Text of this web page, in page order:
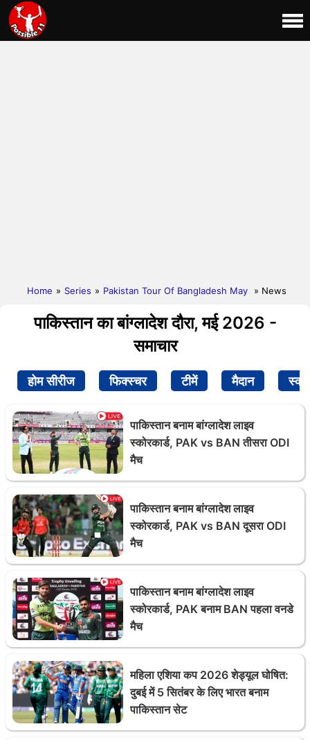
Home » Series » Pakistan Tour Of Bangladesh May » News
पाकिस्तान का बांग्लादेश दौरा, मई 2026 -
समाचार
होम सीरीज फिक्स्चर टीमें मैदान
पाकिस्तान बनाम बांग्लादेश लाइव
स्कोरकार्ड, PAK vs BAN तीसरा ODI
मैच
पाकिस्तान बनाम बांग्लादेश लाइव
स्कोरकार्ड, PAK vs BAN दूसरा ODI
मैच
पाकिस्तान बनाम बांग्लादेश लाइव
स्कोरकार्ड, PAK बनाम BAN पहला वनडे
मैच
महिला एशिया कप 2026 शेड्यूल घोषित:
दुबई में 5 सितंबर के लिए भारत बनाम
पाकिस्तान सेट